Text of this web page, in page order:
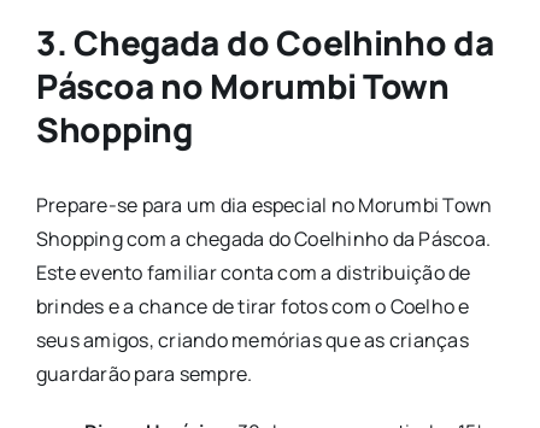
3. Chegada do Coelhinho da
Páscoa no Morumbi Town
Shopping
Prepare-se para um dia especial no Morumbi Town
Shopping com a chegada do Coelhinho da Páscoa.
Este evento familiar conta com a distribuição de
brindes e a chance de tirar fotos com o Coelho e
seus amigos, criando memórias que as crianças
guardarão para sempre.